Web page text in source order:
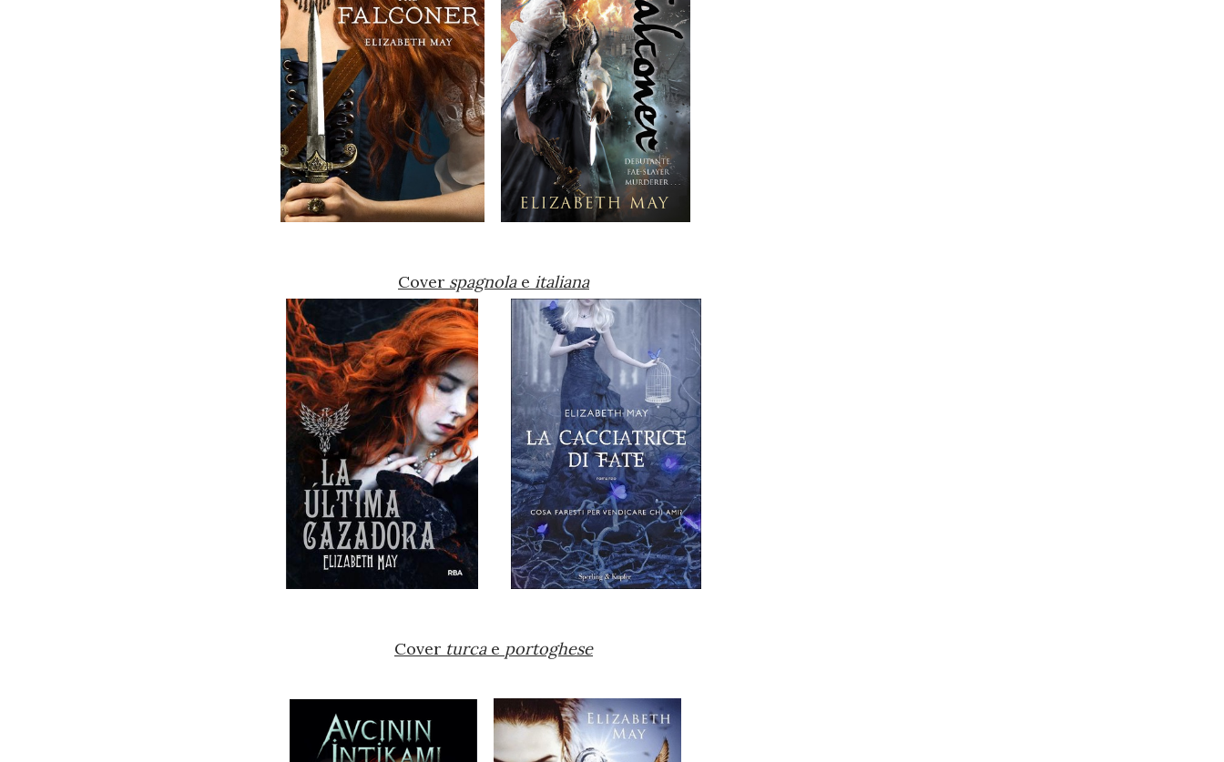
Cover spagnolae italiana
Cover turcae portoghese